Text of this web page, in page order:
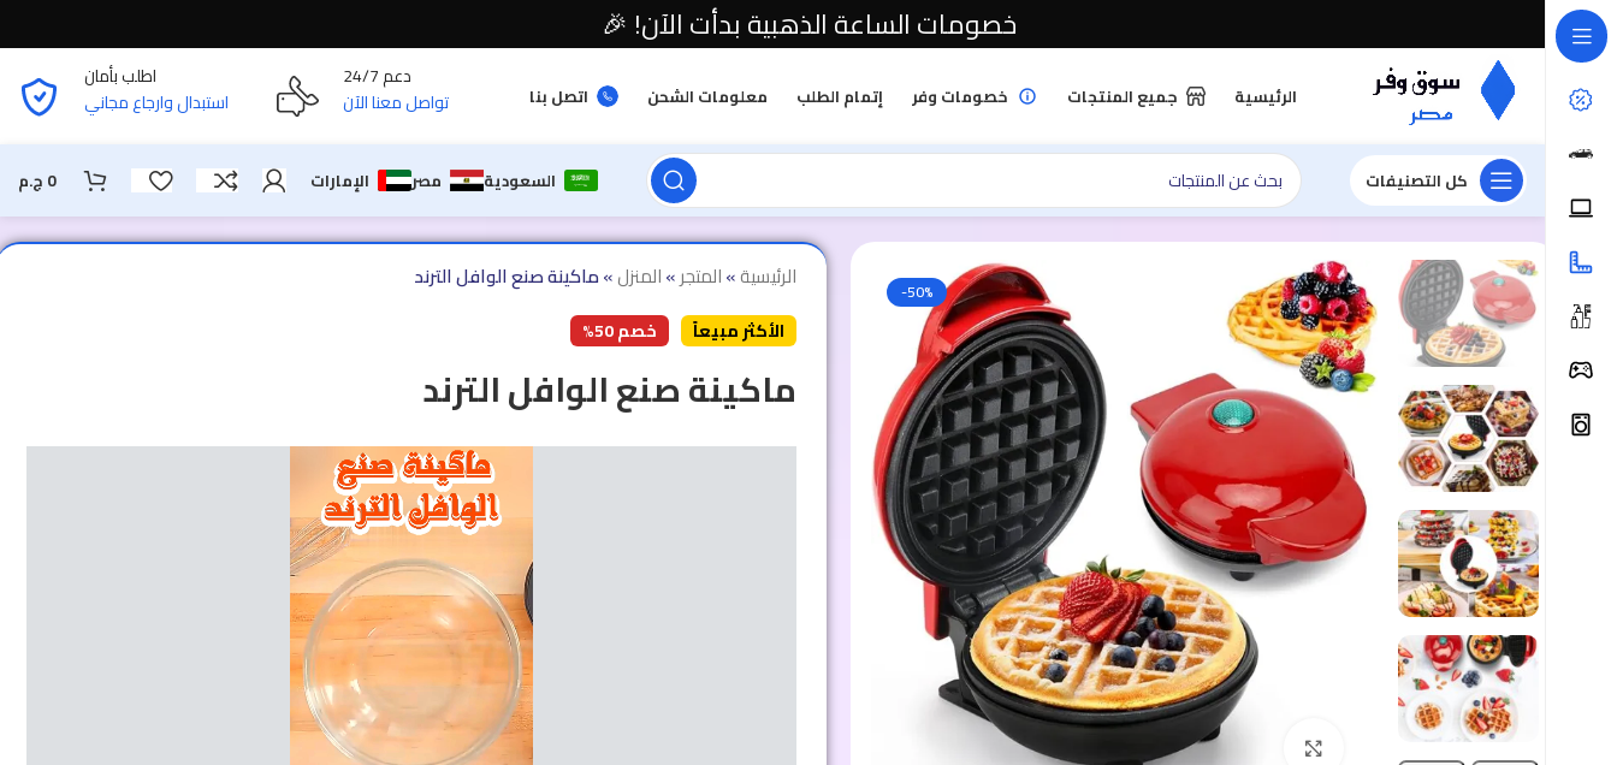
الرئيسية جميع المنتجات خصومات وفر إتمام الطلب معلومات الشحن اتصل بنا
دعم 24/7
تواصل معنا الآن
اطلب بأمان
استبدال وارجاع مجاني
كل التصنيفات السعودية مصر الإمارات 0 ج.م
-50%
اضغط للتكبير
الرئيسية»المتجر»المنزل»ماكينة صنع الوافل الترند
الأكثر مبيعاً خصم 50%
ماكينة صنع الوافل الترند
خصومات الساعة الذهبية بدأت الآن! 🎉